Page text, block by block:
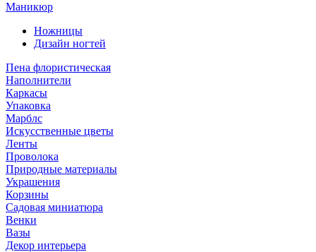
Маникюр
Ножницы
Дизайн ногтей
Пена флористическая
Наполнители
Каркасы
Упаковка
Марблс
Искусственные цветы
Ленты
Проволока
Природные материалы
Украшения
Корзины
Садовая миниатюра
Венки
Вазы
Декор интерьера